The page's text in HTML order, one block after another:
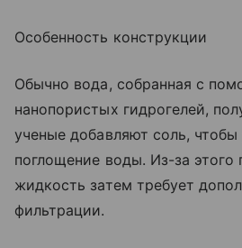
Особенность конструкции
Обычно вода, собранная с
нанопористых гидрогелей,
ученые добавляют соль, чтобы
поглощение воды. Из-за этого
жидкость затем требует
фильтрации.